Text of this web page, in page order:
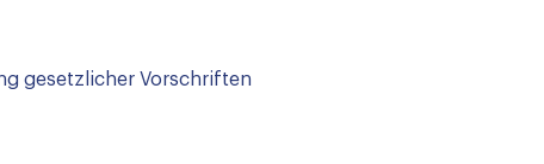
gesetzlicher Vorschriften